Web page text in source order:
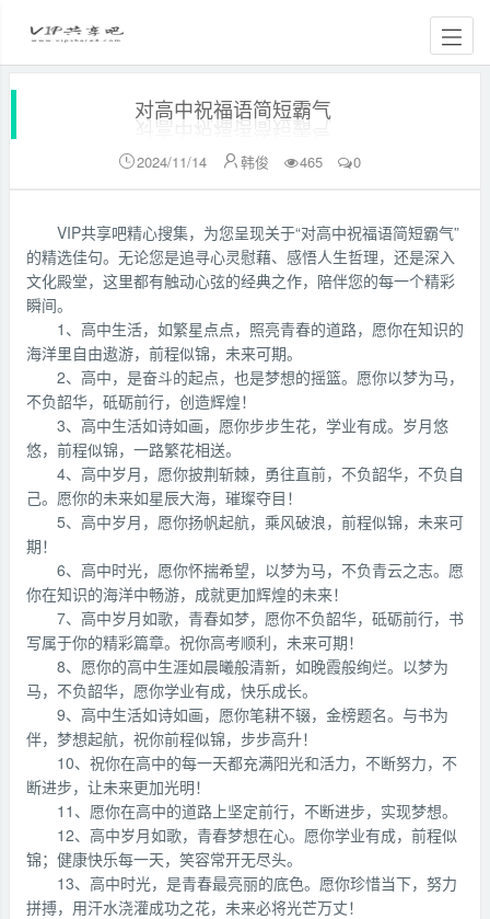
对高中祝福语简短霸气
2024/11/14 韩俊 465 0
VIP共享吧精心搜集，为您呈现关于“对高中祝福语简短霸气”
的精选佳句。无论您是追寻心灵慰藉、感悟人生哲理，还是深入
文化殿堂，这里都有触动心弦的经典之作，陪伴您的每一个精彩
瞬间。
1、高中生活，如繁星点点，照亮青春的道路，愿你在知识的
海洋里自由遨游，前程似锦，未来可期。
2、高中，是奋斗的起点，也是梦想的摇篮。愿你以梦为马，
不负韶华，砥砺前行，创造辉煌！
3、高中生活如诗如画，愿你步步生花，学业有成。岁月悠
悠，前程似锦，一路繁花相送。
4、高中岁月，愿你披荆斩棘，勇往直前，不负韶华，不负自
己。愿你的未来如星辰大海，璀璨夺目！
5、高中岁月，愿你扬帆起航，乘风破浪，前程似锦，未来可
期！
6、高中时光，愿你怀揣希望，以梦为马，不负青云之志。愿
你在知识的海洋中畅游，成就更加辉煌的未来！
7、高中岁月如歌，青春如梦，愿你不负韶华，砥砺前行，书
写属于你的精彩篇章。祝你高考顺利，未来可期！
8、愿你的高中生涯如晨曦般清新，如晚霞般绚烂。以梦为
马，不负韶华，愿你学业有成，快乐成长。
9、高中生活如诗如画，愿你笔耕不辍，金榜题名。与书为
伴，梦想起航，祝你前程似锦，步步高升！
10、祝你在高中的每一天都充满阳光和活力，不断努力，不
断进步，让未来更加光明！
11、愿你在高中的道路上坚定前行，不断进步，实现梦想。
12、高中岁月如歌，青春梦想在心。愿你学业有成，前程似
锦；健康快乐每一天，笑容常开无尽头。
13、高中时光，是青春最亮丽的底色。愿你珍惜当下，努力
拼搏，用汗水浇灌成功之花，未来必将光芒万丈！